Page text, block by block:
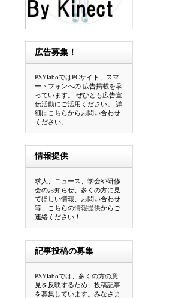
広告募集！
PSYlaboではPCサイト、スマ
ートフォンへの 広告掲載を承
っています。 ぜひとも広告宣
伝活動にご活用ください。 詳
細は こちらからお問い合わせ
ください。
情報提供
求人、ニュース、学会や研修
会のお知らせ、多くの方に見
てほしい情報、お問い合わせ
等、こちらの情報提供からご
連絡ください！
記事投稿の募集
PSYlaboでは、多くの方の意
見を反映するため、投稿記事
を募集しています。みなさま